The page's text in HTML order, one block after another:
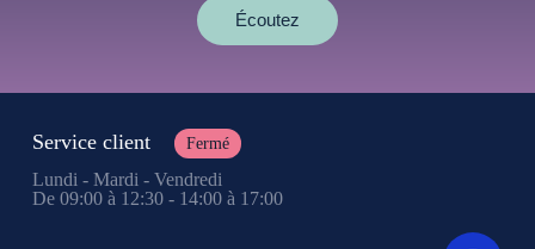
Écoutez
Service client Fermé
Lundi - Mardi - Vendredi
De 09:00 à 12:30 - 14:00 à 17:00